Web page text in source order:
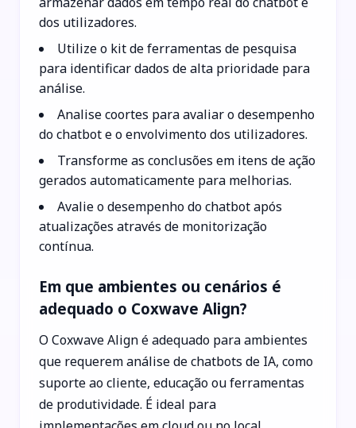
dos utilizadores.
Utilize o kit de ferramentas de pesquisa
para identificar dados de alta prioridade para
análise.
Analise coortes para avaliar o desempenho
do chatbot e o envolvimento dos utilizadores.
Transforme as conclusões em itens de ação
gerados automaticamente para melhorias.
Avalie o desempenho do chatbot após
atualizações através de monitorização
contínua.
Em que ambientes ou cenários é
adequado o Coxwave Align?
O Coxwave Align é adequado para ambientes
que requerem análise de chatbots de IA, como
suporte ao cliente, educação ou ferramentas
de produtividade. É ideal para